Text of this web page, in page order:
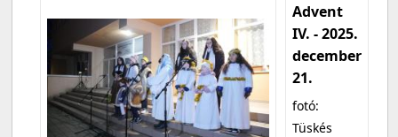
Advent
IV. - 2025.
december
21.
fotó:
Tüskés